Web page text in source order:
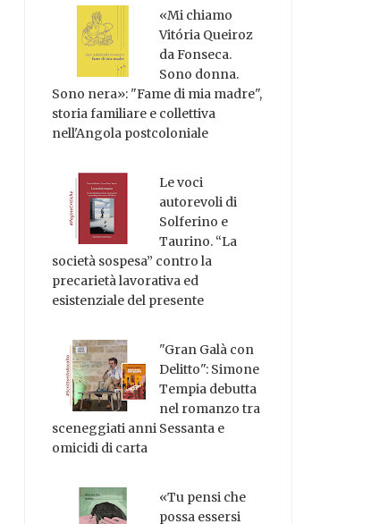
«Mi chiamo
Vitória Queiroz
da Fonseca.
Sono donna.
Sono nera»: "Fame di mia madre",
storia familiare e collettiva
nell'Angola postcoloniale
Le voci
autorevoli di
Solferino e
Taurino. “La
società sospesa” contro la
precarietà lavorativa ed
esistenziale del presente
"Gran Galà con
Delitto": Simone
Tempia debutta
nel romanzo tra
sceneggiati anni Sessanta e
omicidi di carta
«Tu pensi che
possa essersi